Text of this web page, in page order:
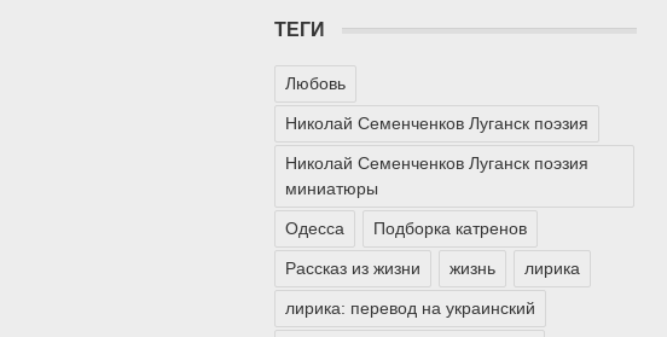
ТЕГИ
Любовь
Николай Семенченков Луганск поэзия
Николай Семенченков Луганск поэзия
миниатюры
Одесса Подборка катренов
Рассказ из жизни жизнь лирика
лирика: перевод на украинский